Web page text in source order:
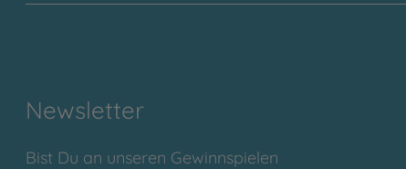
Newsletter
Bist Du an unseren Gewinnspielen